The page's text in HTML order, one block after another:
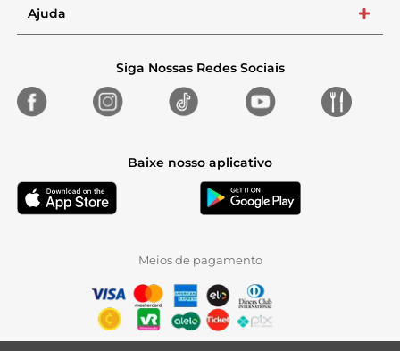
Ajuda +
Siga Nossas Redes Sociais
Baixe nosso aplicativo
Meios de pagamento